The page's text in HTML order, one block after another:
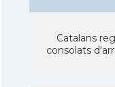
Catalans
consolats